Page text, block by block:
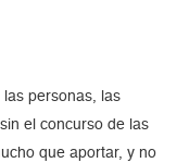
personas, las
el concurso de las
que aportar, y no